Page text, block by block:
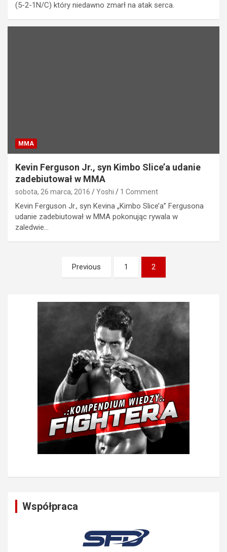
(5-2-1N/C) który niedawno zmarł na atak serca.
MMA
Kevin Ferguson Jr., syn Kimbo Slice’a udanie
zadebiutował w MMA
sobota, 26 marca, 2016 Yoshi 1 Comment
Kevin Ferguson Jr., syn Kevina „Kimbo Slice’a” Fergusona
udanie zadebiutował w MMA pokonując rywala w
zaledwie…
Stronicowanie
Previous 1 2
Współpraca